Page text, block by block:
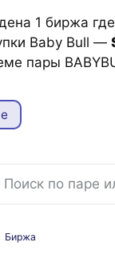
1 биржа
Baby Bull —
пары
Биржа